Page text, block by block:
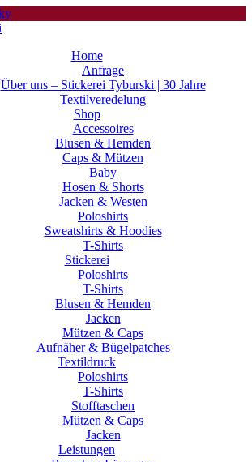
Home
Anfrage
Über uns – Stickerei Tyburski | 30 Jahre
Textilveredelung
Shop
Accessoires
Blusen & Hemden
Caps & Mützen
Baby
Hosen & Shorts
Jacken & Westen
Poloshirts
Sweatshirts & Hoodies
T-Shirts
Stickerei
Poloshirts
T-Shirts
Blusen & Hemden
Jacken
Mützen & Caps
Aufnäher & Bügelpatches
Textildruck
Poloshirts
T-Shirts
Stofftaschen
Mützen & Caps
Jacken
Leistungen